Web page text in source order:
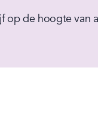
op de hoogte van